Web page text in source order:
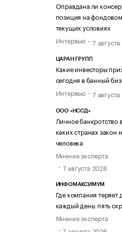
Оправдана ли
позиция на
текущих условиях
Интервью
7
ЦАРАН ГРУПП
Какие инвесторы
сегодня в банный
Интервью
7
ООО «НССД»
Личное банкротство
каких странах закон
человека
Мнение эксперта
7 августа 2026
ИНФОМАКСИМУМ
Где компания теряет
каждый день: пять
Мнение эксперта